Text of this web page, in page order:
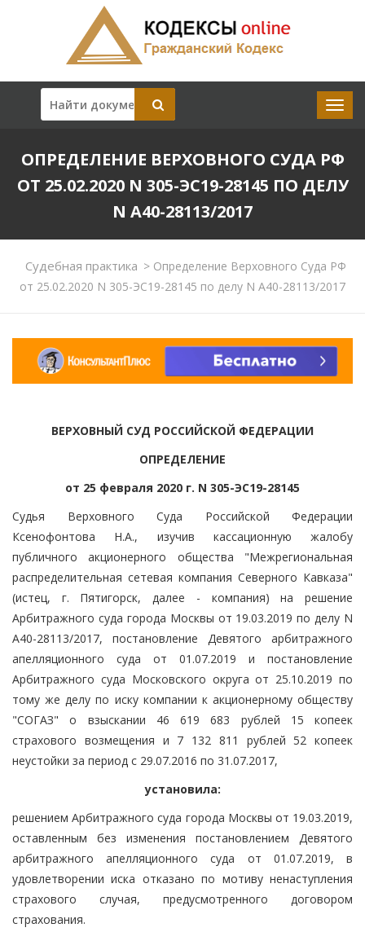
ОПРЕДЕЛЕНИЕ ВЕРХОВНОГО СУДА РФ
ОТ 25.02.2020 N 305-ЭС19-28145 ПО ДЕЛУ
N А40-28113/2017
Судебная практика >Определение Верховного Суда РФ
от 25.02.2020 N 305-ЭС19-28145 по делу N А40-28113/2017
ВЕРХОВНЫЙ СУД РОССИЙСКОЙ ФЕДЕРАЦИИ
ОПРЕДЕЛЕНИЕ
от 25 февраля 2020 г. N 305-ЭС19-28145
Судья Верховного Суда Российской Федерации
Ксенофонтова Н.А., изучив кассационную жалобу
публичного акционерного общества "Межрегиональная
распределительная сетевая компания Северного Кавказа"
(истец, г. Пятигорск, далее - компания) на решение
Арбитражного суда города Москвы от 19.03.2019 по делу N
А40-28113/2017, постановление Девятого арбитражного
апелляционного суда от 01.07.2019 и постановление
Арбитражного суда Московского округа от 25.10.2019 по
тому же делу по иску компании к акционерному обществу
"СОГАЗ" о взыскании 46 619 683 рублей 15 копеек
страхового возмещения и 7 132 811 рублей 52 копеек
неустойки за период с 29.07.2016 по 31.07.2017,
установила:
решением Арбитражного суда города Москвы от 19.03.2019,
оставленным без изменения постановлением Девятого
арбитражного апелляционного суда от 01.07.2019, в
удовлетворении иска отказано по мотиву ненаступления
страхового случая, предусмотренного договором
страхования.